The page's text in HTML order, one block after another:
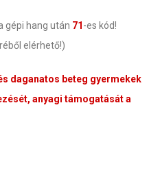
gépi hang után 71-es kód!
elérhető!)
daganatos beteg gyermekek
anyagi támogatását a